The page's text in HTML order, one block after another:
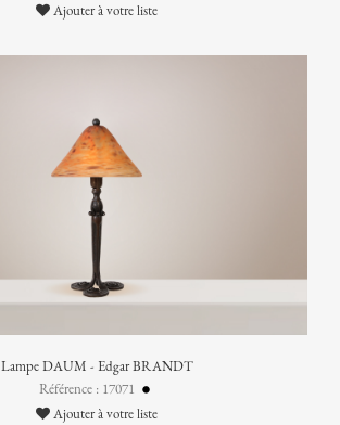
Ajouter à votre liste
Lampe DAUM - Edgar BRANDT
Référence : 17071
Ajouter à votre liste